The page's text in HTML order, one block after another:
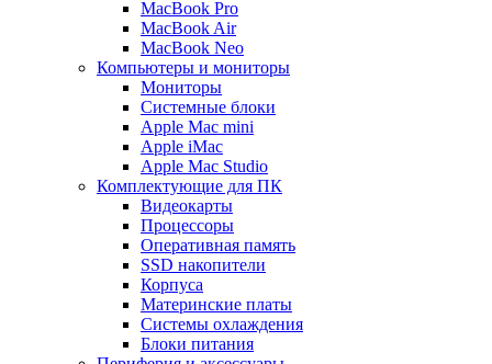
MacBook Pro
MacBook Air
MacBook Neo
Компьютеры и мониторы
Мониторы
Системные блоки
Apple Mac mini
Apple iMac
Apple Mac Studio
Комплектующие для ПК
Видеокарты
Процессоры
Оперативная память
SSD накопители
Корпуса
Материнские платы
Системы охлаждения
Блоки питания